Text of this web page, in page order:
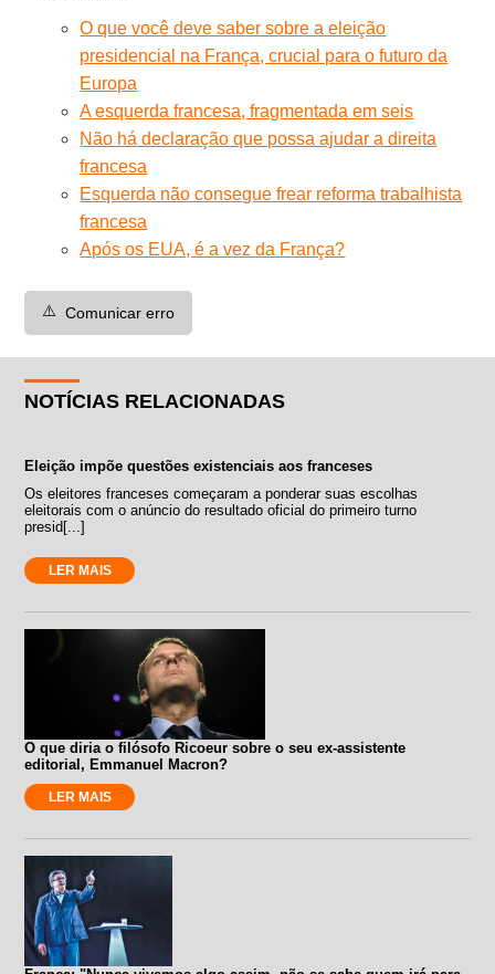
O que você deve saber sobre a eleição
presidencial na França, crucial para o futuro da
Europa
A esquerda francesa, fragmentada em seis
Não há declaração que possa ajudar a direita
francesa
Esquerda não consegue frear reforma trabalhista
francesa
Após os EUA, é a vez da França?
⚠️ Comunicar erro
NOTÍCIAS RELACIONADAS
Eleição impõe questões existenciais aos franceses
Os eleitores franceses começaram a ponderar suas escolhas
eleitorais com o anúncio do resultado oficial do primeiro turno
presid[...]
LER MAIS
O que diria o filósofo Ricoeur sobre o seu ex-assistente
editorial, Emmanuel Macron?
LER MAIS